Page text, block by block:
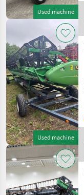
Used machine
Used machine